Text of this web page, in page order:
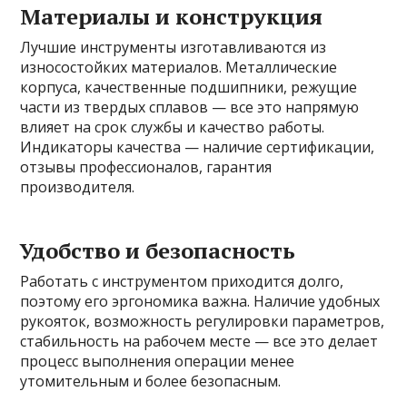
Материалы и конструкция
Лучшие инструменты изготавливаются из
износостойких материалов. Металлические
корпуса, качественные подшипники, режущие
части из твердых сплавов — все это напрямую
влияет на срок службы и качество работы.
Индикаторы качества — наличие сертификации,
отзывы профессионалов, гарантия
производителя.
Удобство и безопасность
Работать с инструментом приходится долго,
поэтому его эргономика важна. Наличие удобных
рукояток, возможность регулировки параметров,
стабильность на рабочем месте — все это делает
процесс выполнения операции менее
утомительным и более безопасным.